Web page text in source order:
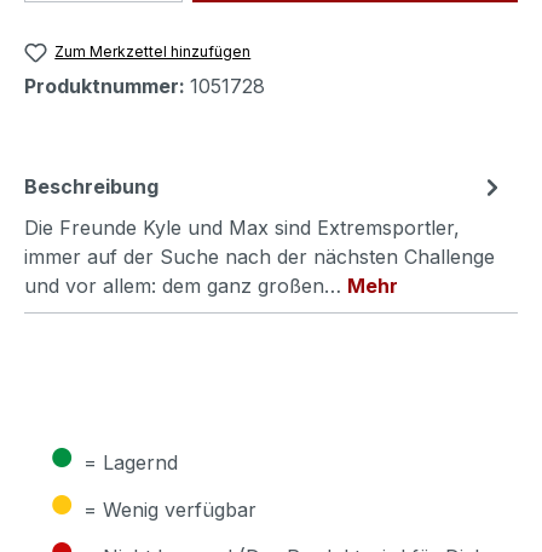
Zum Merkzettel hinzufügen
Produktnummer: 1051728
Beschreibung
Die Freunde Kyle und Max sind Extremsportler,
immer auf der Suche nach der nächsten Challenge
und vor allem: dem ganz großen… Mehr
● = Lagernd
● = Wenig verfügbar